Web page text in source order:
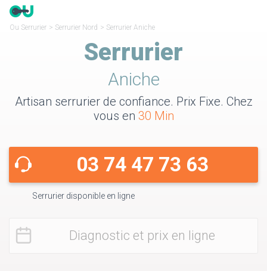
Ou Serrurier > Serrurier Nord > Serrurier Aniche
Serrurier
Aniche
Artisan serrurier de confiance. Prix Fixe. Chez
vous en 30 Min
03 74 47 73 63
Serrurier disponible en ligne
Diagnostic et prix en ligne